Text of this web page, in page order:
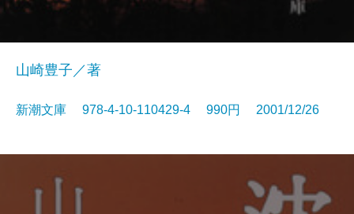
山崎豊子／著
新潮文庫 978-4-10-110429-4 990円 2001/12/26